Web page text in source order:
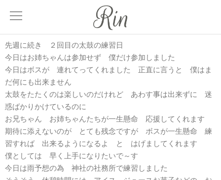
About
サロンについて
Menu
Treatment
髪質改善
Facial
先週に続き ２回目の太鼓の練習日
今日はお姉ちゃんは参加せず 僕だけ参加しました
今日はボスが 連れてってくれました 正直に言うと 僕はま
だ何にも出来ません
太鼓をたたくのは楽しいのだけれど あわす事は出来ずに 迷
惑ばかりかけているのに
お兄ちゃん お姉ちゃんたちが一生懸命 応援してくれます
期待に添えないのが とても残念ですが ボスが一生懸命 練
習すれば 出来るようになるよ と はげましてくれます
僕としては 早く上手になりたいで～す
今日は雨予想の為 神社の社務所で練習しました